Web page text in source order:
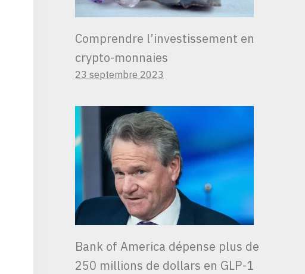
Comprendre l’investissement en
crypto-monnaies
23 septembre 2023
Bank of America dépense plus de
250 millions de dollars en GLP-1